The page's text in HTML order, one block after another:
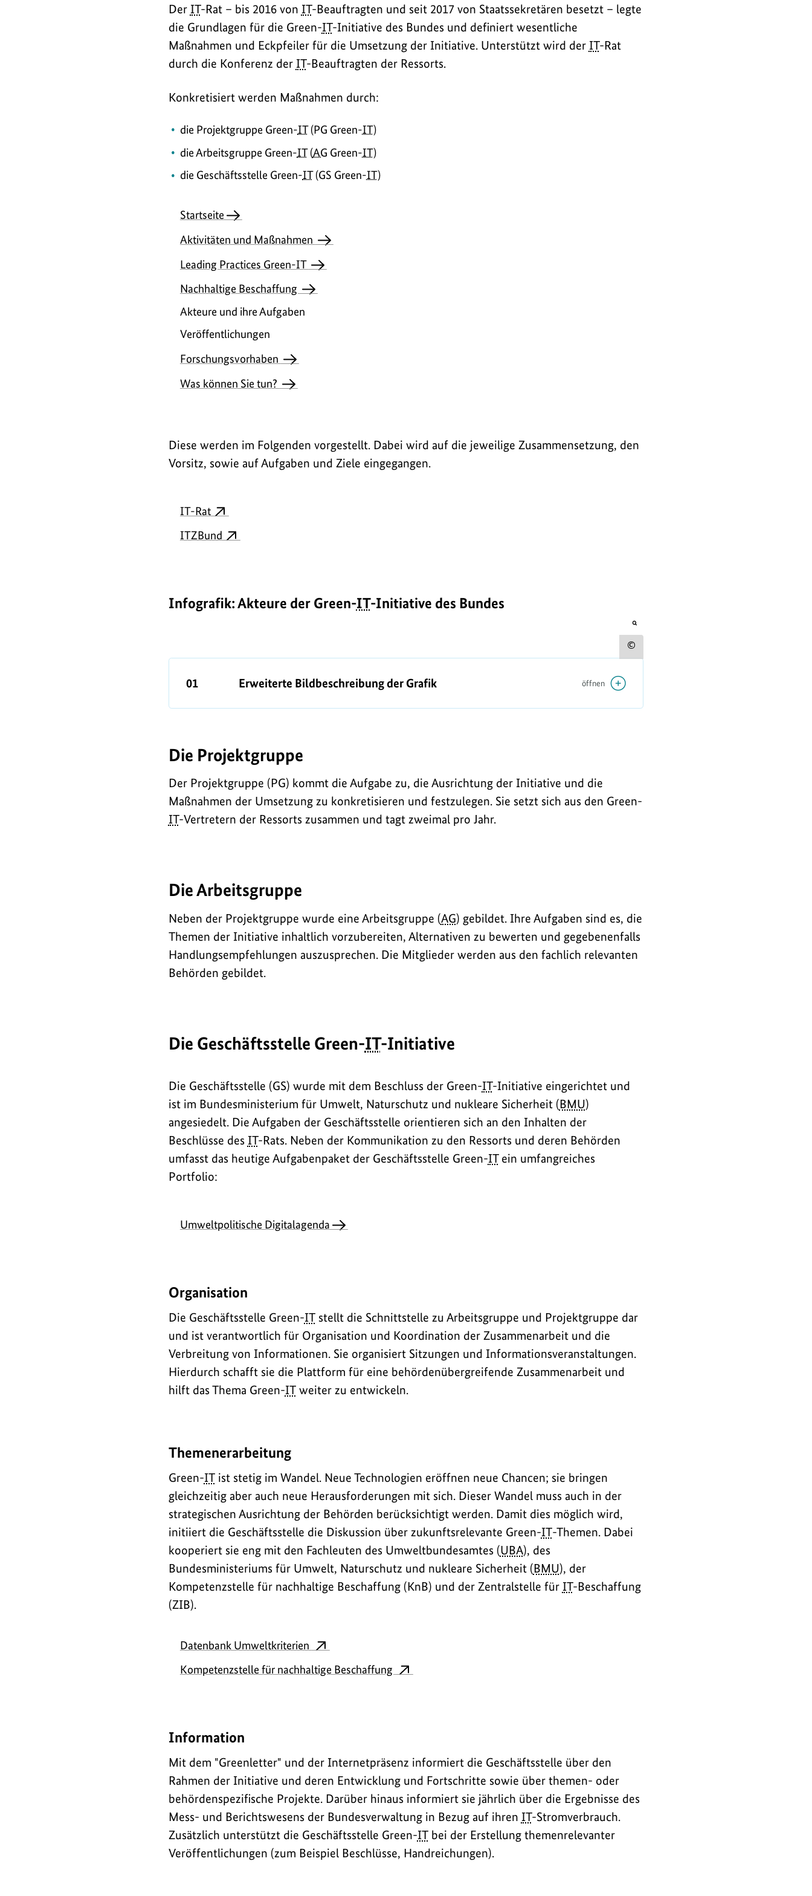
Der IT-Rat – bis 2016 von IT-Beauftragten und seit 2017 von Staatssekretären besetzt – legte
die Grundlagen für die Green-IT-Initiative des Bundes und definiert wesentliche
Maßnahmen und Eckpfeiler für die Umsetzung der Initiative. Unterstützt wird der IT-Rat
durch die Konferenz der IT-Beauftragten der Ressorts.
Konkretisiert werden Maßnahmen durch:
die Projektgruppe Green-IT(PG Green-IT)
die Arbeitsgruppe Green-IT(AG Green-IT)
die Geschäftsstelle Green-IT(GS Green-IT)
Startseite
Aktivitäten und Maßnahmen
Leading Practices Green-IT
Nachhaltige Beschaffung
Akteure und ihre Aufgaben
Veröffentlichungen
Forschungsvorhaben
Was können Sie tun?
Diese werden im Folgenden vorgestellt. Dabei wird auf die jeweilige Zusammensetzung, den
Vorsitz, sowie auf Aufgaben und Ziele eingegangen.
IT-Rat
ITZBund
Infografik: Akteure der Green-IT-Initiative des Bundes
öffnet
Bild
in
einer
01 Erweiterte Bildbeschreibung der Grafik öffnen
Die Projektgruppe
Der Projektgruppe (PG) kommt die Aufgabe zu, die Ausrichtung der Initiative und die
Maßnahmen der Umsetzung zu konkretisieren und festzulegen. Sie setzt sich aus den Green-
IT-Vertretern der Ressorts zusammen und tagt zweimal pro Jahr.
Die Arbeitsgruppe
Neben der Projektgruppe wurde eine Arbeitsgruppe (AG) gebildet. Ihre Aufgaben sind es, die
Themen der Initiative inhaltlich vorzubereiten, Alternativen zu bewerten und gegebenenfalls
Handlungsempfehlungen auszusprechen. Die Mitglieder werden aus den fachlich relevanten
Behörden gebildet.
Die Geschäftsstelle Green-IT-Initiative
Die Geschäftsstelle (GS) wurde mit dem Beschluss der Green-IT-Initiative eingerichtet und
ist im Bundesministerium für Umwelt, Naturschutz und nukleare Sicherheit (BMU)
angesiedelt. Die Aufgaben der Geschäftsstelle orientieren sich an den Inhalten der
Beschlüsse des IT-Rats. Neben der Kommunikation zu den Ressorts und deren Behörden
umfasst das heutige Aufgabenpaket der Geschäftsstelle Green-ITein umfangreiches
Portfolio:
Umweltpolitische Digitalagenda
Organisation
Die Geschäftsstelle Green-ITstellt die Schnittstelle zu Arbeitsgruppe und Projektgruppe dar
und ist verantwortlich für Organisation und Koordination der Zusammenarbeit und die
Verbreitung von Informationen. Sie organisiert Sitzungen und Informationsveranstaltungen.
Hierdurch schafft sie die Plattform für eine behördenübergreifende Zusammenarbeit und
hilft das Thema Green-ITweiter zu entwickeln.
Themenerarbeitung
Green-ITist stetig im Wandel. Neue Technologien eröffnen neue Chancen; sie bringen
gleichzeitig aber auch neue Herausforderungen mit sich. Dieser Wandel muss auch in der
strategischen Ausrichtung der Behörden berücksichtigt werden. Damit dies möglich wird,
initiiert die Geschäftsstelle die Diskussion über zukunftsrelevante Green-IT-Themen. Dabei
kooperiert sie eng mit den Fachleuten des Umweltbundesamtes (UBA), des
Bundesministeriums für Umwelt, Naturschutz und nukleare Sicherheit (BMU), der
Kompetenzstelle für nachhaltige Beschaffung (KnB) und der Zentralstelle für IT-Beschaffung
(ZIB).
Datenbank Umweltkriterien
Kompetenzstelle für nachhaltige Beschaffung
Information
Mit dem "Greenletter" und der Internetpräsenz informiert die Geschäftsstelle über den
Rahmen der Initiative und deren Entwicklung und Fortschritte sowie über themen- oder
behördenspezifische Projekte. Darüber hinaus informiert sie jährlich über die Ergebnisse des
Mess- und Berichtswesens der Bundesverwaltung in Bezug auf ihren IT-Stromverbrauch.
Zusätzlich unterstützt die Geschäftsstelle Green-ITbei der Erstellung themenrelevanter
Veröffentlichungen (zum Beispiel Beschlüsse, Handreichungen).